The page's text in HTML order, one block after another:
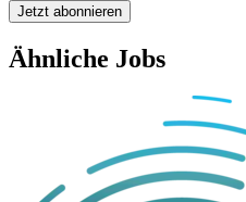
Jetzt abonnieren
Ähnliche Jobs